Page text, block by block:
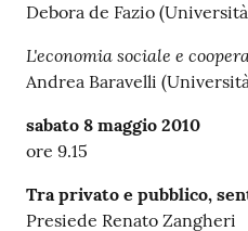
Debora de Fazio
L'economia sociale e
Andrea Baravelli
sabato 8 maggio 2010
ore 9.15
Tra privato e pubblico,
Presiede Renato Zangheri